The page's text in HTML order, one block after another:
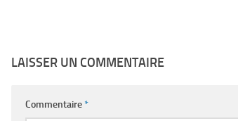
LAISSER UN COMMENTAIRE
Commentaire*